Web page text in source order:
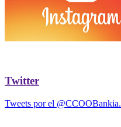
Twitter
Tweets por el @CCOOBankia.